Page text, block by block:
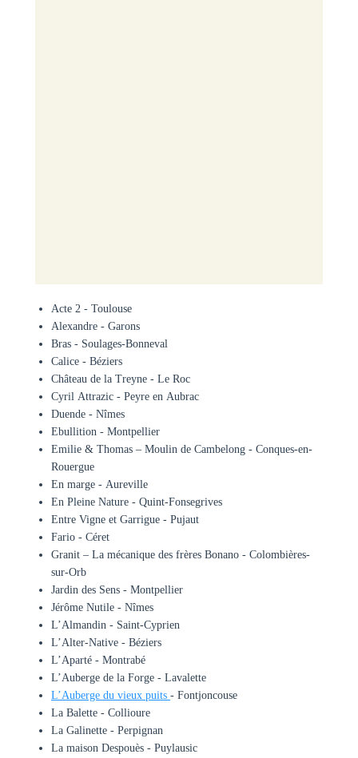
Acte 2 - Toulouse
Alexandre - Garons
Bras - Soulages-Bonneval
Calice - Béziers
Château de la Treyne - Le Roc
Cyril Attrazic - Peyre en Aubrac
Duende - Nîmes
Ebullition - Montpellier
Emilie & Thomas – Moulin de Cambelong - Conques-en-
Rouergue
En marge - Aureville
En Pleine Nature - Quint-Fonsegrives
Entre Vigne et Garrigue - Pujaut
Fario - Céret
Granit – La mécanique des frères Bonano - Colombières-
sur-Orb
Jardin des Sens - Montpellier
Jérôme Nutile - Nîmes
L’Almandin - Saint-Cyprien
L’Alter-Native - Béziers
L’Aparté - Montrabé
L’Auberge de la Forge - Lavalette
L’Auberge du vieux puits - Fontjoncouse
La Balette - Collioure
La Galinette - Perpignan
La maison Despouès - Puylausic